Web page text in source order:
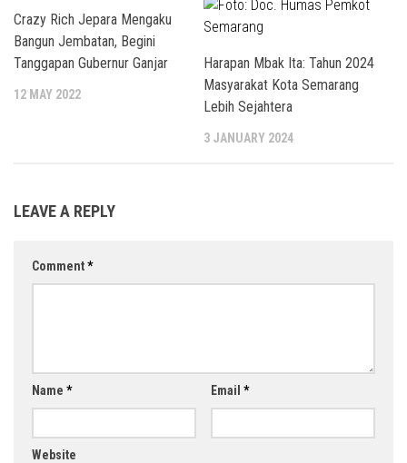
Crazy Rich Jepara Mengaku
Bangun Jembatan, Begini
Tanggapan Gubernur Ganjar
12 MAY 2022
Harapan Mbak Ita: Tahun 2024
Masyarakat Kota Semarang
Lebih Sejahtera
3 JANUARY 2024
LEAVE A REPLY
Comment*
Name * Email *
Website